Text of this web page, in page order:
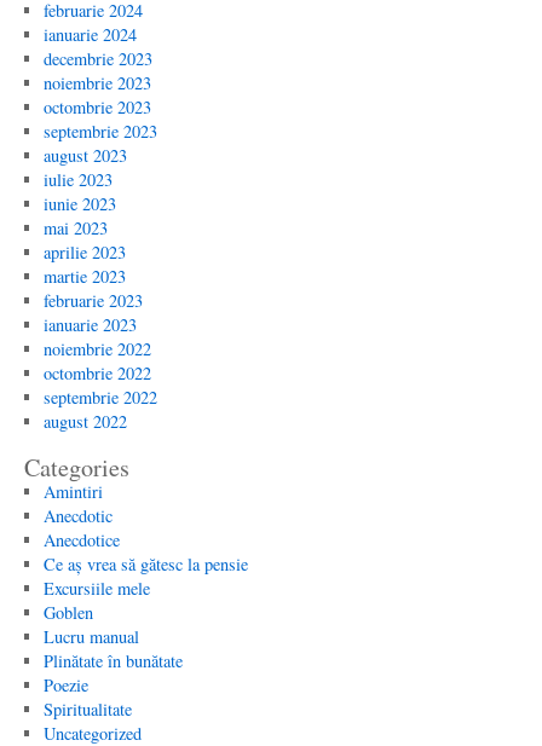
februarie 2024
ianuarie 2024
decembrie 2023
noiembrie 2023
octombrie 2023
septembrie 2023
august 2023
iulie 2023
iunie 2023
mai 2023
aprilie 2023
martie 2023
februarie 2023
ianuarie 2023
noiembrie 2022
octombrie 2022
septembrie 2022
august 2022
Categories
Amintiri
Anecdotic
Anecdotice
Ce aș vrea să gătesc la pensie
Excursiile mele
Goblen
Lucru manual
Plinătate în bunătate
Poezie
Spiritualitate
Uncategorized